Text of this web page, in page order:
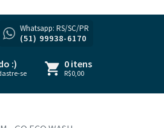
Whatsapp: RS/SC/PR
(51) 99938-6170
:)
se
0 itens
R$0,00